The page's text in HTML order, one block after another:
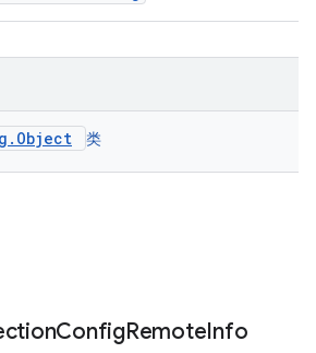
类
ConfigRemoteInfo